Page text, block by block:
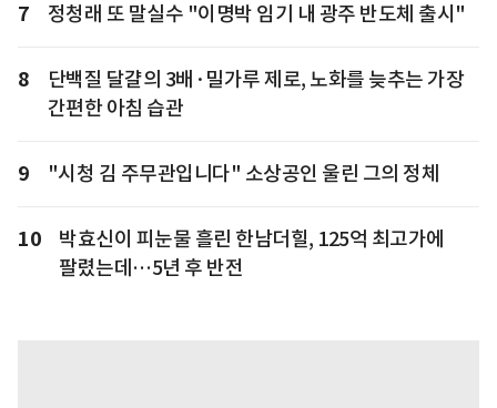
7 정청래 또 말실수 "이명박 임기 내 광주 반도체 출시"
8
단백질 달걀의 3배·밀가루 제로, 노화를 늦추는 가장
간편한 아침 습관
9 "시청 김 주무관입니다" 소상공인 울린 그의 정체
10
박효신이 피눈물 흘린 한남더힐, 125억 최고가에
팔렸는데…5년 후 반전